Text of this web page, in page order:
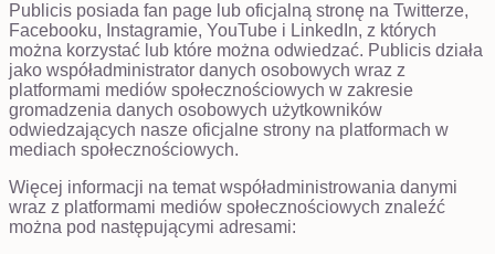
Publicis posiada fan page lub oficjalną stronę na Twitterze,
Facebooku, Instagramie, YouTube i LinkedIn, z których
można korzystać lub które można odwiedzać. Publicis działa
jako współadministrator danych osobowych wraz z
platformami mediów społecznościowych w zakresie
gromadzenia danych osobowych użytkowników
odwiedzających nasze oficjalne strony na platformach w
mediach społecznościowych.
Więcej informacji na temat współadministrowania danymi
wraz z platformami mediów społecznościowych znaleźć
można pod następującymi adresami: